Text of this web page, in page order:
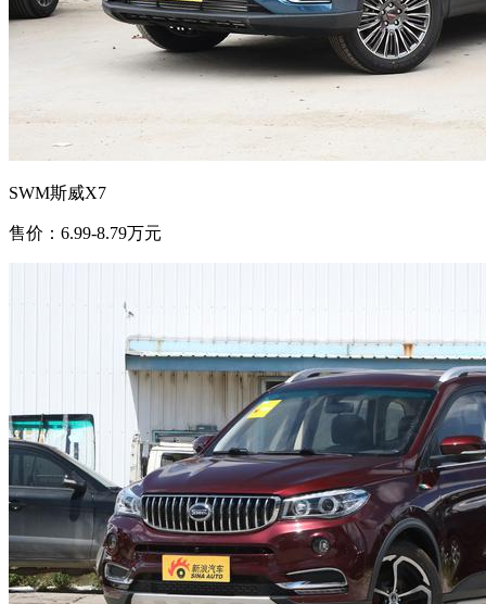
SWM斯威X7
售价：6.99-8.79万元